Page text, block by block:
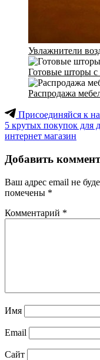
Увлажнители
Готовые шторы с
Распродажа
Присоединяйся к
5 крутых покупок для
интернет магазин
Добавить
Ваш адрес email не
помечены *
Комментарий *
Имя
Email
Сайт